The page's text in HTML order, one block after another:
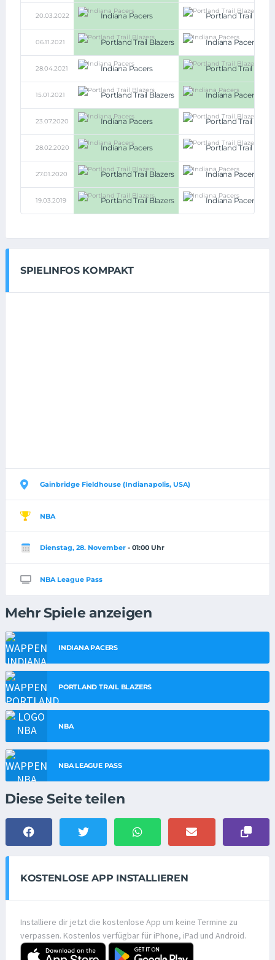
20.03.2022 Indiana Pacers Portland Trail
06.11.2021 Portland Trail Blazers Indiana Pacers
28.04.2021 Indiana Pacers Portland Trail
15.01.2021 Portland Trail Blazers Indiana Pacers
23.07.2020 Indiana Pacers Portland Trail
28.02.2020 Indiana Pacers Portland Trail
27.01.2020 Portland Trail Blazers Indiana Pacers
19.03.2019 Portland Trail Blazers Indiana Pacers
SPIELINFOS KOMPAKT
Gainbridge Fieldhouse (Indianapolis, USA)
NBA
Dienstag, 28. November - 01:00 Uhr
NBA League Pass
Mehr Spiele anzeigen
INDIANA PACERS
PORTLAND TRAIL BLAZERS
NBA
NBA LEAGUE PASS
Diese Seite teilen
KOSTENLOSE APP INSTALLIEREN
Installiere dir jetzt die kostenlose App um keine Termine zu
verpassen. Kostenlos verfügbar für iPhone, iPad und Android.